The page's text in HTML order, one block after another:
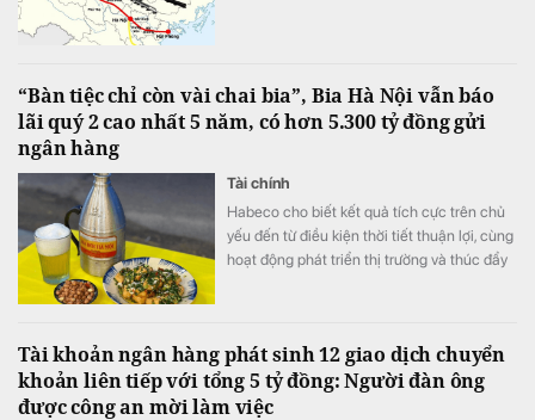
“Bàn tiệc chỉ còn vài chai bia”, Bia Hà Nội vẫn báo
lãi quý 2 cao nhất 5 năm, có hơn 5.300 tỷ đồng gửi
ngân hàng
Tài chính
Habeco cho biết kết quả tích cực trên chủ
yếu đến từ điều kiện thời tiết thuận lợi, cùng
hoạt động phát triển thị trường và thúc đẩy
Tài khoản ngân hàng phát sinh 12 giao dịch chuyển
khoản liên tiếp với tổng 5 tỷ đồng: Người đàn ông
được công an mời làm việc